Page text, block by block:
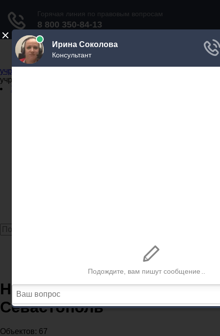
Не официальный справочник государственных
учреждений
учреждений
Задать вопрос юристу
Нотариусы в регионе
Севастополь
Объектов: 67